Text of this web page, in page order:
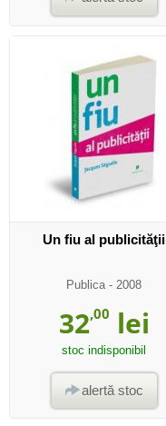
Un fiu al publicităţii
Publica - 2008
32,00 lei
stoc indisponibil
alertă stoc